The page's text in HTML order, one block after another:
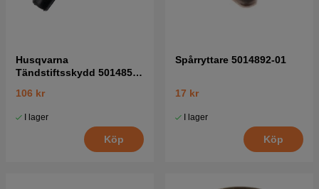
Husqvarna
Tändstiftsskydd 5014854-
106 kr
I lager
Köp
Spårryttare 5014892-01
17 kr
I lager
Köp